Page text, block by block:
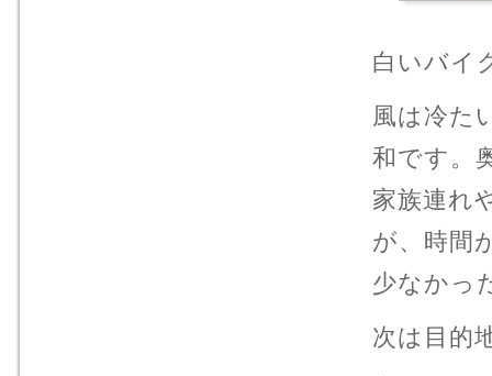
白いバイ
風は冷た
和です。
家族連れ
が、時間
少なかっ
次は目的